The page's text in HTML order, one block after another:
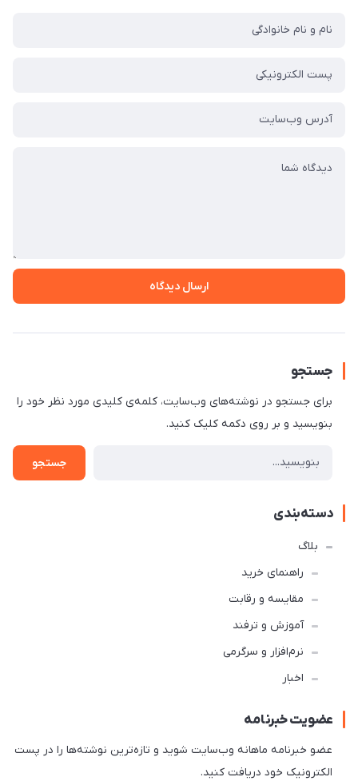
ارسال دیدگاه
جستجو
برای جستجو در نوشته‌های وب‌سایت، کلمه‌ی کلیدی مورد نظر خود را
بنویسید و بر روی دکمه کلیک کنید.
جستجو
دسته‌بندی
بلاگ
راهنمای خرید
مقایسه و رقابت
آموزش و ترفند
نرم‌افزار و سرگرمی
اخبار
عضویت خبرنامه
عضو خبرنامه ماهانه وب‌سایت شوید و تازه‌ترین نوشته‌ها را در پست
الکترونیک خود دریافت کنید.